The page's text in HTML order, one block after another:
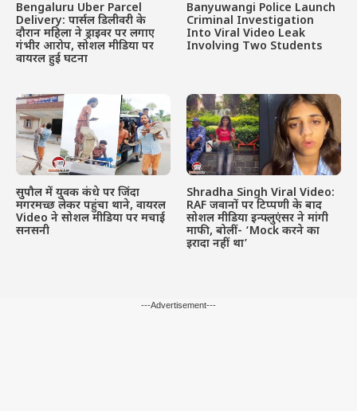
Bengaluru Uber Parcel
Delivery: पार्सल डिलीवरी के
दौरान महिला ने ड्राइवर पर लगाए
गंभीर आरोप, सोशल मीडिया पर
वायरल हुई घटना
Banyuwangi Police Launch
Criminal Investigation
Into Viral Video Leak
Involving Two Students
सुपौल में युवक कंधे पर जिंदा
मगरमच्छ लेकर पहुंचा थाने, वायरल
Video ने सोशल मीडिया पर मचाई
सनसनी
Shradha Singh Viral Video:
RAF जवानों पर टिप्पणी के बाद
सोशल मीडिया इन्फ्लुएंसर ने मांगी
माफी, बोलीं- ‘Mock करने का
इरादा नहीं था’
---Advertisement---